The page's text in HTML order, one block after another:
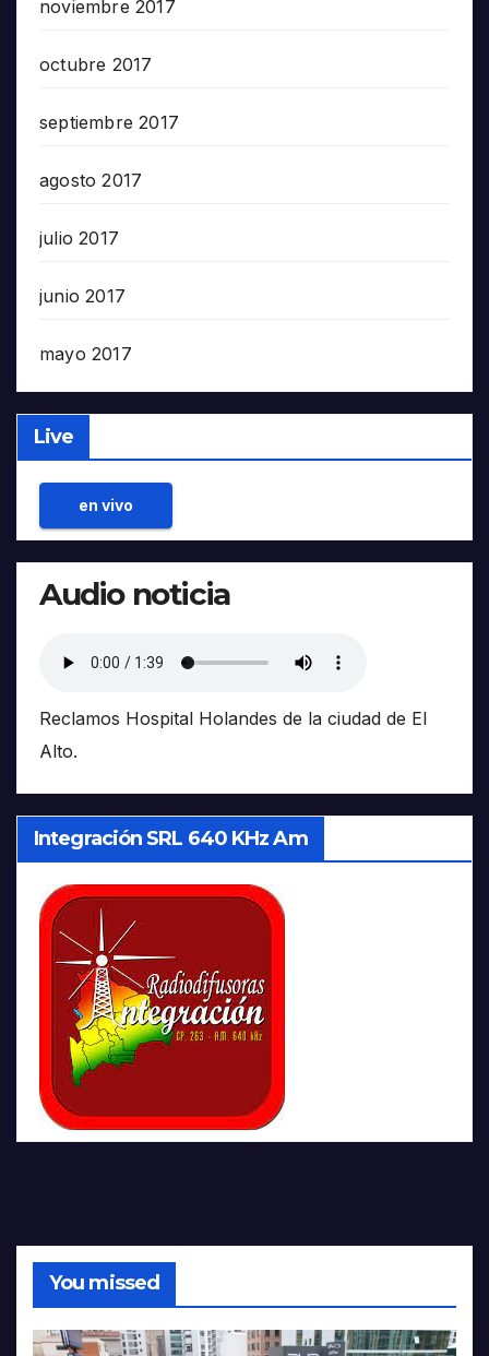
noviembre 2017
octubre 2017
septiembre 2017
agosto 2017
julio 2017
junio 2017
mayo 2017
Live
en vivo
Audio noticia
Reclamos Hospital Holandes de la ciudad de El
Alto.
Integración SRL 640 KHz Am
You missed